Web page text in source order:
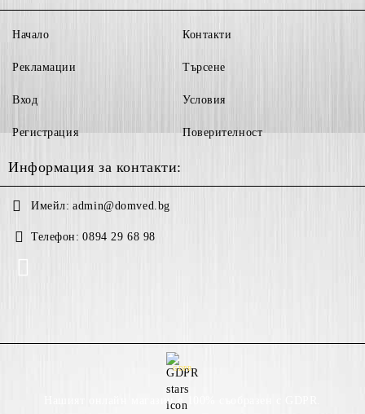
Начало
Рекламации
Вход
Регистрация
Контакти
Търсене
Условия
Поверителност
Информация за контакти:
Имейл: admin@domved.bg
Телефон: 0894 29 68 98
GDPR
Нашият онлайн магазин е 100% съобразен с GDPR.